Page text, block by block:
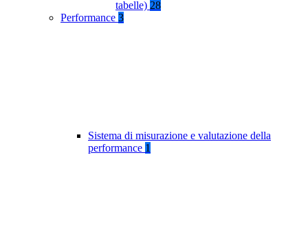
tabelle) 28
Performance 3
Sistema di misurazione e valutazione della
performance 1